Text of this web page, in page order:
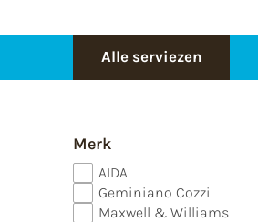
Alle serviezen
Merk
AIDA
Geminiano Cozzi
Maxwell & Williams